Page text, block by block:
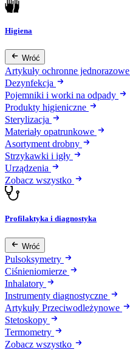
Higiena
Wróć
Artykuły ochronne jednorazowe
Dezynfekcja
Pojemniki i worki na odpady
Produkty higieniczne
Sterylizacja
Materiały opatrunkowe
Asortyment drobny
Strzykawki i igły
Urządzenia
Zobacz wszystko
Profilaktyka i diagnostyka
Wróć
Pulsoksymetry
Ciśnieniomierze
Inhalatory
Instrumenty diagnostyczne
Artykuły Przeciwodleżynowe
Stetoskopy
Termometry
Zobacz wszystko